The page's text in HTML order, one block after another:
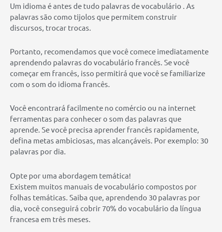
Um idioma é antes de tudo palavras de vocabulário . As
palavras são como tijolos que permitem construir
discursos, trocar trocas.
Portanto, recomendamos que você comece imediatamente
aprendendo palavras do vocabulário francês. Se você
começar em francês, isso permitirá que você se familiarize
com o som do idioma francês.
Você encontrará facilmente no comércio ou na internet
ferramentas para conhecer o som das palavras que
aprende. Se você precisa aprender francês rapidamente,
defina metas ambiciosas, mas alcançáveis. Por exemplo: 30
palavras por dia.
Opte por uma abordagem temática!
Existem muitos manuais de vocabulário compostos por
folhas temáticas. Saiba que, aprendendo 30 palavras por
dia, você conseguirá cobrir 70% do vocabulário da língua
francesa em três meses.